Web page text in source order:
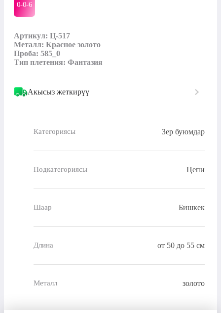
0-0-6
Артикул: Ц-517
Металл: Красное золото
Проба: 585_0
Тип плетения: Фантазия
Акысыз жеткирүү
Категориясы Зер буюмдар
Подкатегориясы Цепи
Шаар Бишкек
Длина от 50 до 55 см
Металл золото